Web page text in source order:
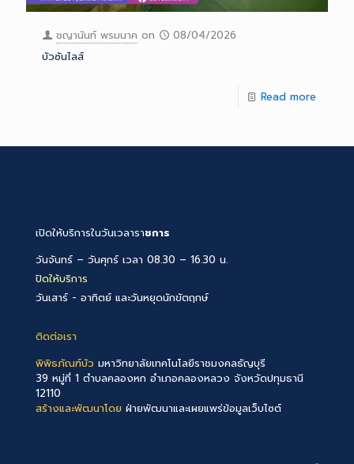
ชญานันท์ พรมนาค on
08/04/2026
บัวซันไลส์
Read more
เปิดให้บริการในวันเวลาราชการ
วันจันทร์ – วันศุกร์ เวลา 08.30 – 16.30 น.
ปิดให้บริการ
วันเสาร์ - อาทิตย์ และวันหยุดนักขัตฤกษ์
ติดต่อเรา
พิพิธภัณฑ์บัว มหาวิทยาลัยเทคโนโลยีราชมงคลธัญบุรี
39 หมู่ที่ 1 ตำบลคลองหก อำเภอคลองหลวง จังหวัดปทุมธานี
12110
สร้างและพัฒนาโดย ฝ่ายพัฒนาและเผยแพร่ข้อมูลเว็บไซต์